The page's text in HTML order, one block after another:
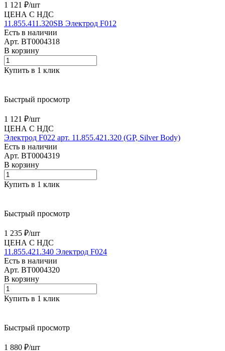
1 121 ₽/шт
ЦЕНА С НДС
11.855.411.320SB Электрод F012
Есть в наличии
Арт. BT0004318
В корзину
Купить в 1 клик
Быстрый просмотр
1 121 ₽/шт
ЦЕНА С НДС
Электрод F022 арт. 11.855.421.320 (GP, Silver Body)
Есть в наличии
Арт. BT0004319
В корзину
Купить в 1 клик
Быстрый просмотр
1 235 ₽/шт
ЦЕНА С НДС
11.855.421.340 Электрод F024
Есть в наличии
Арт. BT0004320
В корзину
Купить в 1 клик
Быстрый просмотр
1 880 ₽/шт